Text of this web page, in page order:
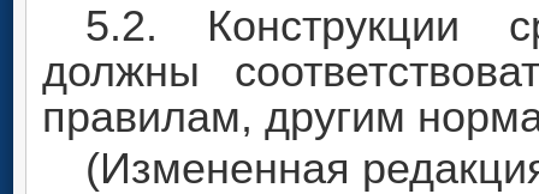
5.2. Конструкции
должны
правилам, другим
(Измененная